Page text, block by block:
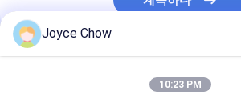
차고 수공구류
Joyce Chow
10:23 PM